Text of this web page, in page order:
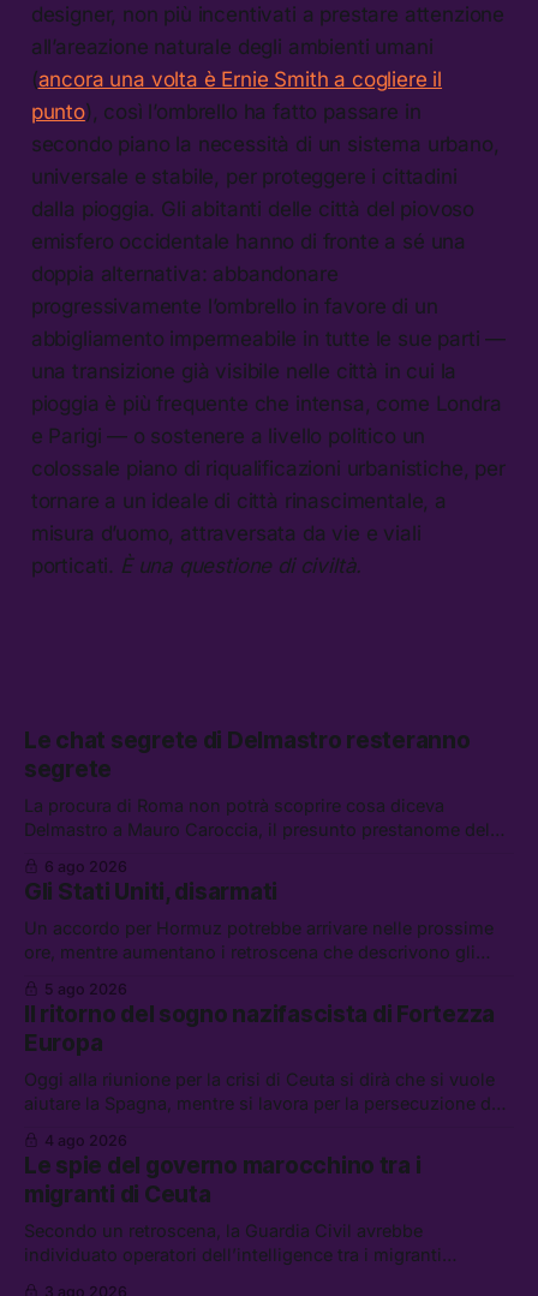
designer, non più incentivati a prestare attenzione
all’areazione naturale degli ambienti umani
(ancora una volta è Ernie Smith a cogliere il
punto), così l’ombrello ha fatto passare in
secondo piano la necessità di un sistema urbano,
universale e stabile, per proteggere i cittadini
dalla pioggia. Gli abitanti delle città del piovoso
emisfero occidentale hanno di fronte a sé una
doppia alternativa: abbandonare
progressivamente l’ombrello in favore di un
abbigliamento impermeabile in tutte le sue parti —
una transizione già visibile nelle città in cui la
pioggia è più frequente che intensa, come Londra
e Parigi — o sostenere a livello politico un
colossale piano di riqualificazioni urbanistiche, per
tornare a un ideale di città rinascimentale, a
misura d’uomo, attraversata da vie e viali
porticati. È una questione di civiltà.
Le chat segrete di Delmastro resteranno
segrete
La procura di Roma non potrà scoprire cosa diceva
Delmastro a Mauro Caroccia, il presunto prestanome del
attacchi in Libano, il governo chiederà 36 miliardi di
flessibilità in armi e energia, e Grokipedia è già stata
abbandonata
6 ago 2026
Gli Stati Uniti, disarmati
Un accordo per Hormuz potrebbe arrivare nelle prossime
ore, mentre aumentano i retroscena che descrivono gli
chi aspetta i dispersi di Ceuta, il boom dei carburanti
diluiti, e quanti attivisti anti data center sono stati arrestati
5 ago 2026
Il ritorno del sogno nazifascista di Fortezza
Europa
Oggi alla riunione per la crisi di Ceuta si dirà che si vuole
aiutare la Spagna, mentre si lavora per la persecuzione dei
spontanei a Gaza, un giovane di 19 anni è morto sotto il
sole per raccogliere pomodori, e cosa dice l’AI Act europeo
4 ago 2026
Le spie del governo marocchino tra i
migranti di Ceuta
Secondo un retroscena, la Guardia Civil avrebbe
individuato operatori dell’intelligence tra i migranti
3 ago 2026